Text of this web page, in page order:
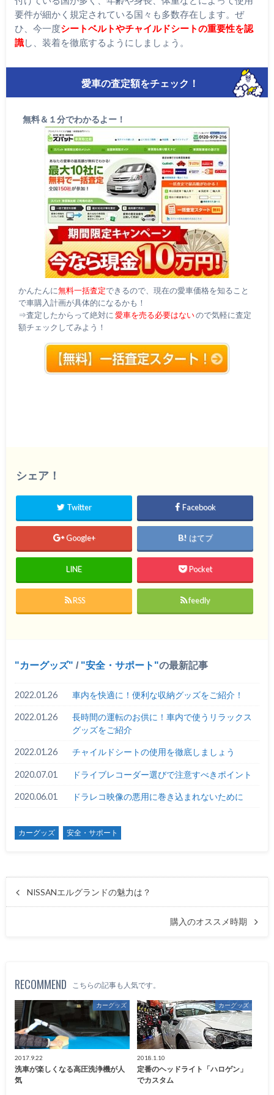
要件が細かく規定されている国々も多数存在します。ぜ
ひ、今一度シートベルトやチャイルドシートの重要性を認
識し、装着を徹底するようにしましょう。
愛車の査定額をチェック！
無料＆１分でわかるよー！
かんたんに無料一括査定できるので、現在の愛車価格を知ること
で車購入計画が具体的になるかも！
⇒査定したからって絶対に 愛車を売る必要はないので気軽に査定
額チェックしてみよう！
シェア！
Twitter Facebook
Google+ はてブ
LINE Pocket
RSS feedly
カーグッズ / 安全・サポート の最新記事
2022.01.26 車内を快適に！便利な収納グッズをご紹介！
2022.01.26
長時間の運転のお供に！車内で使うリラックス
グッズをご紹介
2022.01.26 チャイルドシートの使用を徹底しましょう
2020.07.01 ドライブレコーダー選びで注意すべきポイント
2020.06.01 ドラレコ映像の悪用に巻き込まれないために
カーグッズ 安全・サポート
NISSANエルグランドの魅力は？
購入のオススメ時期
RECOMMEND こちらの記事も人気です。
カーグッズ
2017.9.22
洗車が楽しくなる高圧洗浄機が人
気
カーグッズ
2018.1.10
定番のヘッドライト「ハロゲン」
でカスタム